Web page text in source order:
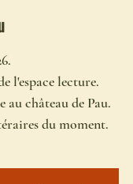
l'espace lecture.
château de Pau.
du moment.